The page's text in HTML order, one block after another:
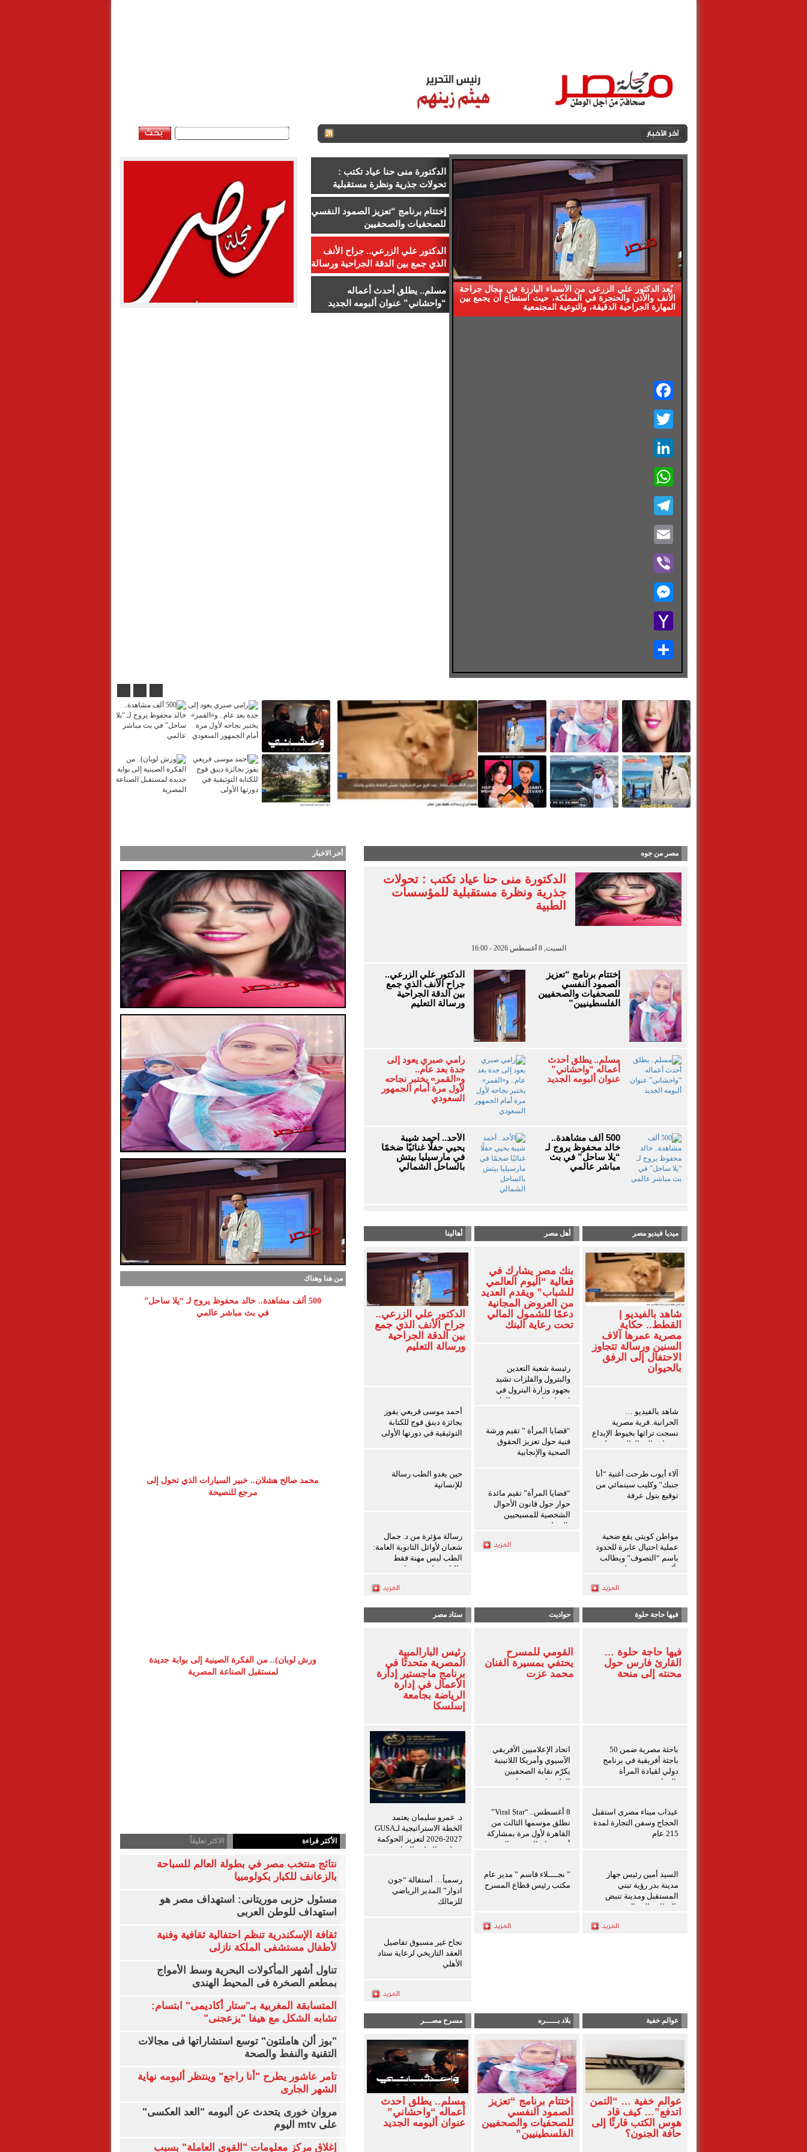
يُعد الدكتور علي الزرعي من الأسماء البارزة في مجال جراحة
الأنف والأذن والحنجرة في المملكة، حيث استطاع أن يجمع بين
المهارة الجراحية الدقيقة، والتوعية المجتمعية
الدكتورة منى حنا عياد تكتب :
تحولات جذرية ونظرة مستقبلية
للمؤسسات الطبية
إختتام برنامج “تعزيز الصمود النفسي
للصحفيات والصحفيين
الفلسطينيين”
الدكتور علي الزرعي.. جراح الأنف
الذي جمع بين الدقة الجراحية ورسالة
التعليم
مسلم.. يطلق أحدث أعماله
“واحشاني” عنوان ألبومه الجديد
مصر من جوه
الدكتورة منى حنا عياد تكتب : تحولات
جذرية ونظرة مستقبلية للمؤسسات
الطبية
السبت, 8 أغسطس 2026 - 16:00
إختتام برنامج “تعزيز
الصمود النفسي
للصحفيات والصحفيين
الفلسطينيين”
الدكتور علي الزرعي..
جراح الأنف الذي جمع
بين الدقة الجراحية
ورسالة التعليم
مسلم.. يطلق أحدث
أعماله “واحشاني”
عنوان ألبومه الجديد
رامي صبري يعود إلى
جدة بعد عام..
و«القمر» يختبر نجاحه
لأول مرة أمام الجمهور
السعودي
500 ألف مشاهدة..
خالد محفوظ يروج لـ
“يلا ساحل” في بث
مباشر عالمي
الأحد.. أحمد شيبة
يحيي حفلًا غنائيًا ضخمًا
في مارسيليا بيتش
بالساحل الشمالي
ميديا فيديو مصر
شاهد بالفيديو |
القطط.. حكاية
مصرية عمرها آلاف
السنين ورسالة تتجاوز
الاحتفال إلى الرفق
بالحيوان
شاهد بالفيديو …
الحرانية..قرية مصرية
نسجت تراثها بخيوط الإبداع
ووصلت إلى العالمية تعليق
آلاء أيوب طرحت أغنية “أنا
جنبك” وكليب سينمائي من
توقيع بتول عرفة
مواطن كويتي يقع ضحية
عملية احتيال عابرة للحدود
باسم “التصوف” ويطالب
بأكثر من نصف مليون
أهل مصر
بنك مصر يشارك في
فعالية “اليوم العالمي
للشباب” ويقدم العديد
من العروض المجانية
دعمًا للشمول المالي
تحت رعاية البنك
رئيسة شعبة التعدين
والبترول والفلزات تشيد
بجهود وزارة البترول في
احتواء حادث سفن الغاز
“قضايا المرأة ” تقيم ورشة
فنية حول تعزيز الحقوق
الصحية والإنجابية
“قضايا المرأة” تقيم مائدة
حوار حول قانون الأحوال
الشخصية للمسيحيين
بالمنيا
أهالينا
الدكتور علي الزرعي..
جراح الأنف الذي جمع
بين الدقة الجراحية
ورسالة التعليم
أحمد موسى قريعي يفوز
بجائزة دينق قوج للكتابة
التوثيقية في دورتها الأولى
حين يغدو الطب رسالة
للإنسانية
رسالة مؤثرة من د. جمال
شعبان لأوائل الثانوية العامة:
الطب ليس مهنة فقط
والثانوية ليست نهاية
فيها حاجة حلوة
فيها حاجة حلوة …
القارئ فارس حول
محنته إلى منحة
باحثة مصرية ضمن 50
باحثة أفريقية في برنامج
دولي لقيادة المرأة
بالزراعة
عيذاب ميناء مصرى استقبل
الحجاج وسفن التجارة لمدة
215 عام
السيد أمين رئيس جهاز
مدينة بدر رؤية تبني
المستقبل ومدينة تنبض
بالنظام والجمال
حواديت
القومي للمسرح
يحتفي بمسيرة الفنان
محمد عزت
اتحاد الإعلاميين الأفريقي
الآسيوي وأمريكا اللاتينية
يكرّم نقابة الصحفيين
الفلسطينيين ويعلن توسيع
8 أغسطس.. “Viral Star”
تطلق موسمها الثالث من
القاهرة لأول مرة بمشاركة
أبرز صناع المحتوى العرب
” نجــــلاء قاسم ” مدير عام
مكتب رئيس قطاع المسرح
ستاد مصر
رئيس البارالمبية
المصرية متحدثًا في
برنامج ماجستير إدارة
الأعمال في إدارة
الرياضة بجامعة
إسلسكا
د. عمرو سليمان يعتمد
الخطة الاستراتيجية لـGUSA
2026-2027 لتعزيز الحوكمة
وتطوير التعليم الرياضي
رسمياً… أستقالة “جون
ادوار” المدير الرياضي
للزمالك
نجاح غير مسبوق تفاصيل
العقد التاريخي لرعاية ستاد
الأهلي
عوالم خفية
عوالم خفية … “التمن
اتدفع”… كيف قاد
هوس الكتب قارئًا إلى
حافة الجنون؟
بلاد بـــــره
إختتام برنامج “تعزيز
الصمود النفسي
للصحفيات والصحفيين
الفلسطينيين”
مسرح مصـــر
مسلم.. يطلق أحدث
أعماله “واحشاني”
عنوان ألبومه الجديد
أخر الاخبار
من هنا وهناك
500 ألف مشاهدة.. خالد محفوظ يروج لـ “يلا ساحل”
في بث مباشر عالمي
محمد صالح هشلان.. خبير السيارات الذي تحول إلى
مرجع للنصيحة
ورش لوبان).. من الفكرة الصينية إلى بوابة جديدة
لمستقبل الصناعة المصرية
الأكثر قراءة الاكثر تعليقاً
نتائج منتخب مصر في بطولة العالم للسباحة
بالزعانف للكبار بكولومبيا
مسئول حزبى موريتانى: استهداف مصر هو
استهداف للوطن العربى
ثقافة الإسكندرية تنظم احتفالية ثقافية وفنية
لأطفال مستشفى الملكة نازلى
تناول أشهر المأكولات البحرية وسط الأمواج
بمطعم الصخرة فى المحيط الهندى
المتسابقة المغربية بـ"ستار أكاديمى" ابتسام:
تشابه الشكل مع هيفا "يزعجنى"
"بوز ألن هاملتون" توسع استشاراتها فى مجالات
التقنية والنفط والصحة
تامر عاشور يطرح "أنا راجع" وينتظر ألبومه نهاية
الشهر الجارى
مروان خورى يتحدث عن ألبومه "العد العكسى"
على mtv اليوم
إغلاق مركز معلومات "القوى العاملة" بسبب